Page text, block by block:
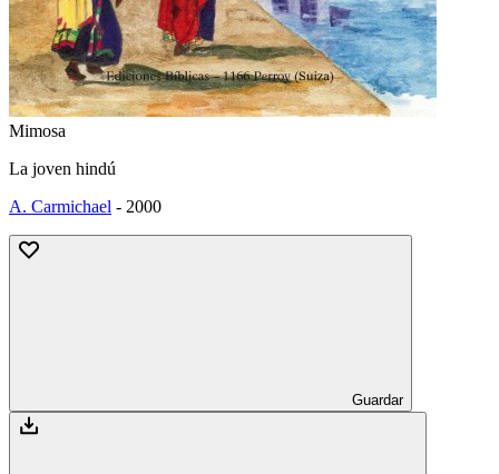
Mimosa
La joven hindú
A. Carmichael - 2000
Guardar